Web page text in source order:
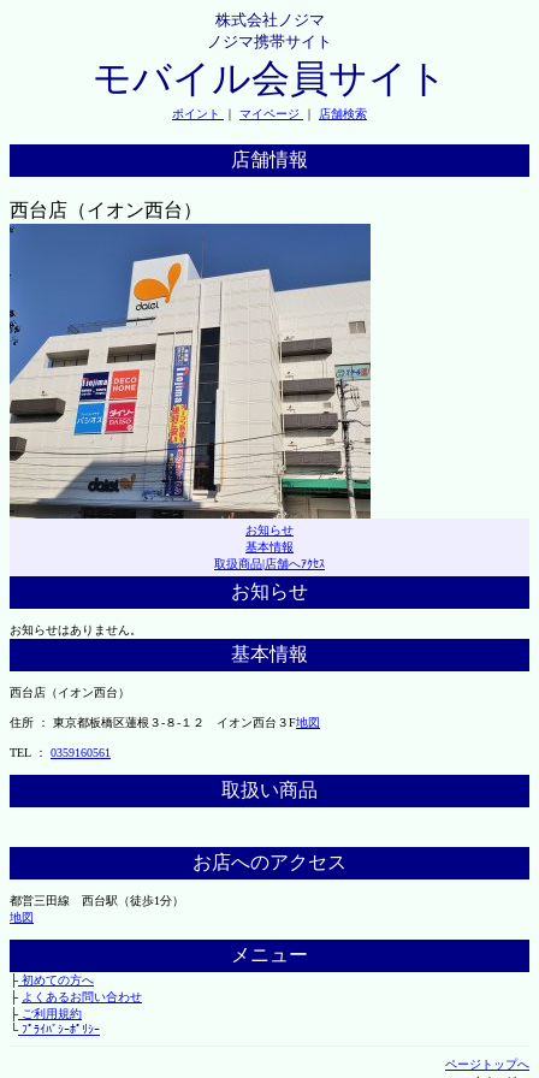
株式会社ノジマ
ノジマ携帯サイト
モバイル会員サイト
ポイント ｜ マイページ ｜ 店舗検索
店舗情報
西台店（イオン西台）
お知らせ
基本情報
取扱商品|店舗へｱｸｾｽ
お知らせ
お知らせはありません。
基本情報
西台店（イオン西台）
住所 ： 東京都板橋区蓮根３-８-１２ イオン西台３F地図
TEL ： 0359160561
取扱い商品
お店へのアクセス
都営三田線 西台駅（徒歩1分）
地図
メニュー
├初めての方へ
├ よくあるお問い合わせ
├ご利用規約
└ﾌﾟﾗｲﾊﾞｼｰﾎﾟﾘｼｰ
ページトップへ